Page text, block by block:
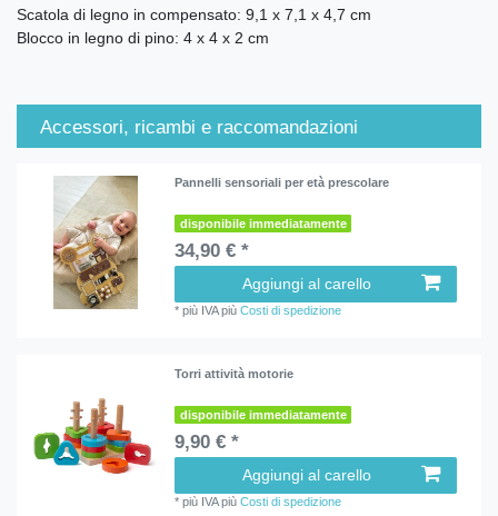
Scatola di legno in compensato: 9,1 x 7,1 x 4,7 cm
Blocco in legno di pino: 4 x 4 x 2 cm
Accessori, ricambi e raccomandazioni
Pannelli sensoriali per età prescolare
disponibile immediatamente
34,90 € *
Aggiungi al carello
*più IVApiùCosti di spedizione
Torri attività motorie
disponibile immediatamente
9,90 € *
Aggiungi al carello
*più IVApiùCosti di spedizione